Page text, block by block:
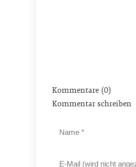
Kommentare (0)
Kommentar schreiben